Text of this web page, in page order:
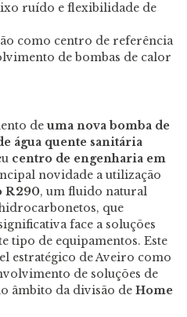
ruído e flexibilidade de
como centro de referência
de bombas de calor
de uma nova bomba de
água quente sanitária
centro de engenharia em
novidade a utilização
R290, um fluido natural
que
face a soluções
tipo de equipamentos. Este
estratégico de Aveiro como
de soluções de
âmbito da divisão de Home